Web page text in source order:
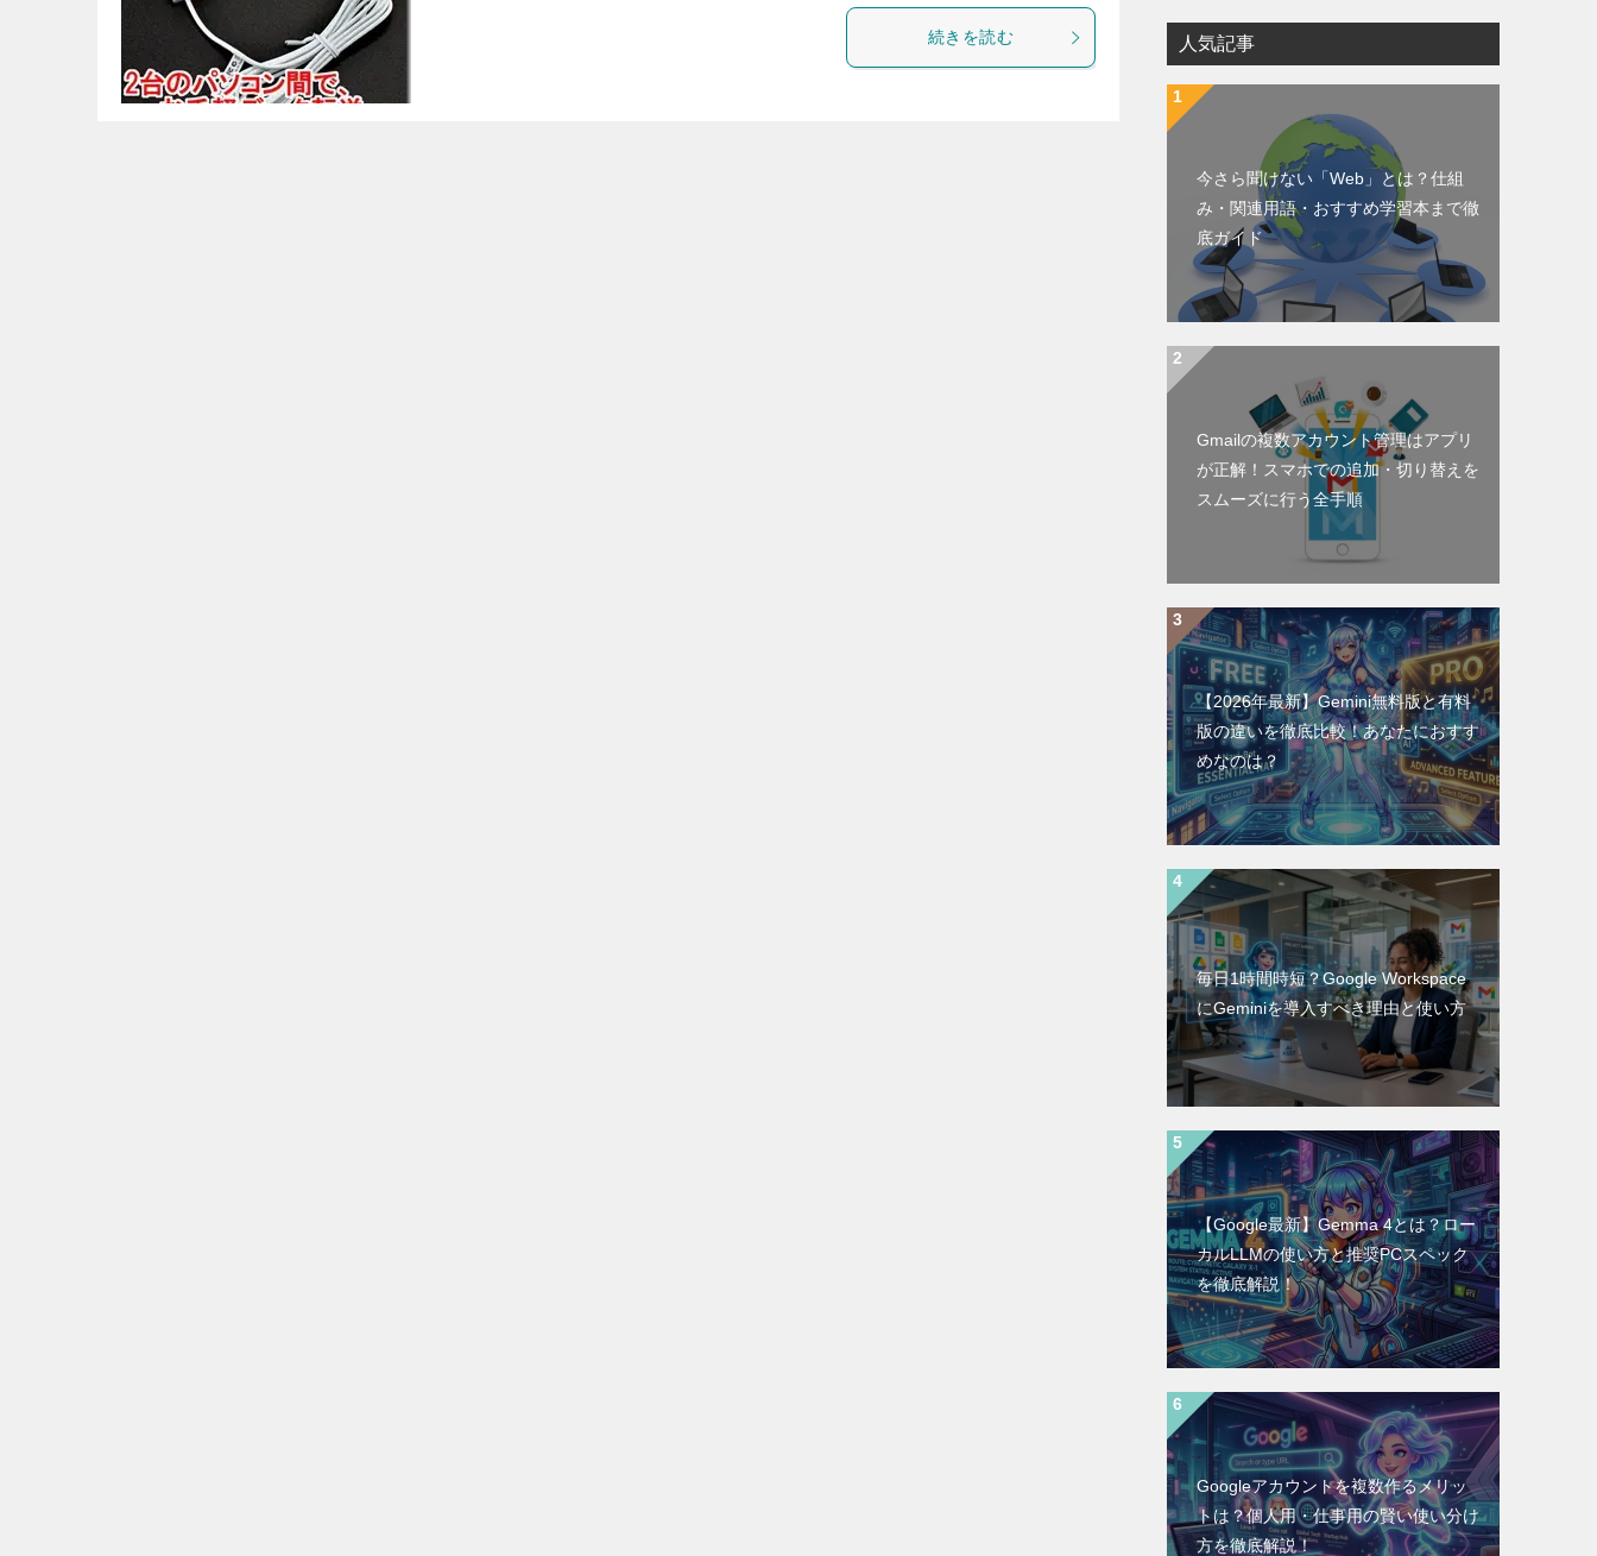
続きを読む 人気記事
今さら聞けない「Web」とは？仕組
み・関連用語・おすすめ学習本まで徹
底ガイド
Gmailの複数アカウント管理はアプリ
が正解！スマホでの追加・切り替えを
スムーズに行う全手順
【2026年最新】Gemini無料版と有料
版の違いを徹底比較！あなたにおすす
めなのは？
毎日1時間時短？Google Workspace
にGeminiを導入すべき理由と使い方
【Google最新】Gemma 4とは？ロー
カルLLMの使い方と推奨PCスペック
を徹底解説！
Googleアカウントを複数作るメリッ
トは？個人用・仕事用の賢い使い分け
方を徹底解説！